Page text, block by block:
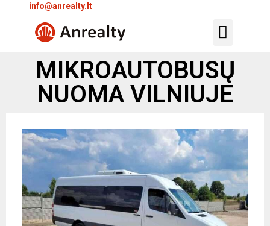
info@anrealty.lt
MIKROAUTOBUSŲ
NUOMA VILNIUJE